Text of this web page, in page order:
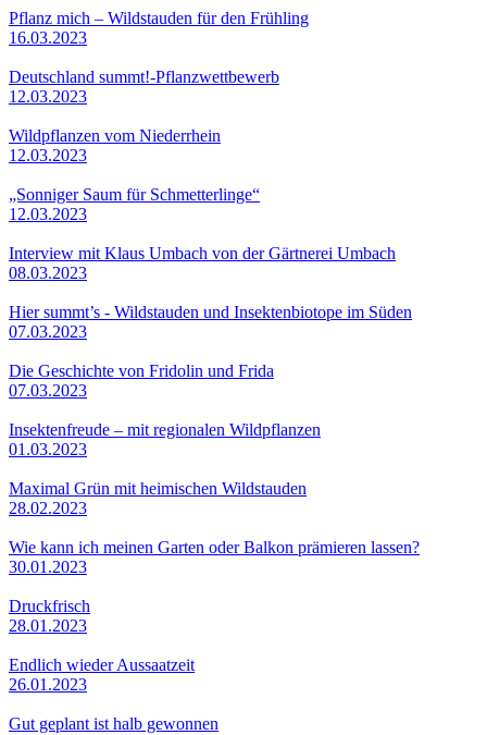
Pflanz mich – Wildstauden für den Frühling
16.03.2023
Deutschland summt!-Pflanzwettbewerb
12.03.2023
Wildpflanzen vom Niederrhein
12.03.2023
„Sonniger Saum für Schmetterlinge“
12.03.2023
Interview mit Klaus Umbach von der Gärtnerei Umbach
08.03.2023
Hier summt’s - Wildstauden und Insektenbiotope im Süden
07.03.2023
Die Geschichte von Fridolin und Frida
07.03.2023
Insektenfreude – mit regionalen Wildpflanzen
01.03.2023
Maximal Grün mit heimischen Wildstauden
28.02.2023
Wie kann ich meinen Garten oder Balkon prämieren lassen?
30.01.2023
Druckfrisch
28.01.2023
Endlich wieder Aussaatzeit
26.01.2023
Gut geplant ist halb gewonnen